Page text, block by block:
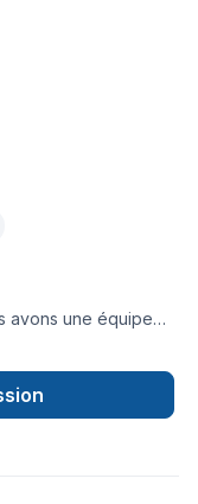
avons une équipe
toiture, peinture,